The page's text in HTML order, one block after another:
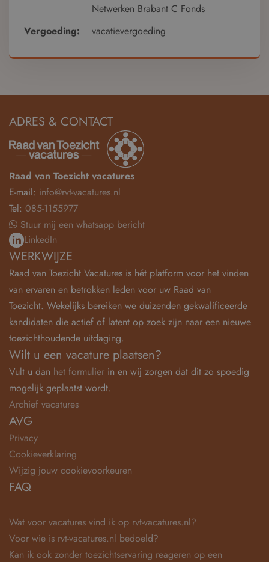
Netwerken Brabant C Fonds
Vergoeding:
vacatievergoeding
ADRES & CONTACT
Raad van Toezicht vacatures
E-mail: info@rvt-vacatures.nl
Tel: 085-1155977
Stuur mij een whatsapp bericht
LinkedIn
WERKWIJZE
Raad van Toezicht Vacatures is hét platform voor het vinden
van ervaren en betrokken leden voor uw Raad van
Toezicht. Wekelijks bereiken we duizenden gekwalificeerde
kandidaten die actief of latent op zoek zijn naar een nieuwe
toezichthoudende uitdaging.
Wilt u een vacature plaatsen?
Vult u dan het formulier in en wij zorgen dat dit zo spoedig
mogelijk geplaatst wordt.
Archief vacatures
AVG
Privacy
Cookieverklaring
Wijzig jouw cookievoorkeuren
FAQ
Wat voor vacatures vind ik op rvt-vacatures.nl?
Voor wie is rvt-vacatures.nl bedoeld?
Kan ik ook zonder toezichtservaring reageren op een